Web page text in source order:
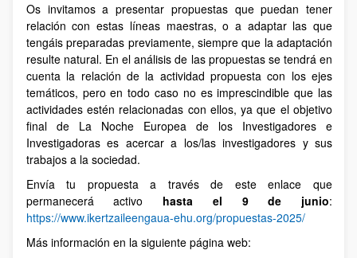
Os invitamos a presentar propuestas que puedan tener
relación con estas líneas maestras, o a adaptar las que
tengáis preparadas previamente, siempre que la adaptación
resulte natural. En el análisis de las propuestas se tendrá en
cuenta la relación de la actividad propuesta con los ejes
temáticos, pero en todo caso no es imprescindible que las
actividades estén relacionadas con ellos, ya que el objetivo
final de La Noche Europea de los Investigadores e
Investigadoras es acercar a los/las investigadores y sus
trabajos a la sociedad.
Envía tu propuesta a través de este enlace que
permanecerá activo hasta el 9 de junio:
https://www.ikertzaileengaua-ehu.org/propuestas-2025/
Más información en la siguiente página web: